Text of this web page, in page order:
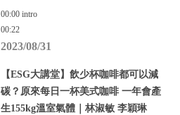
00:00 intro
00:22
2023/08/31
【ESG大講堂】飲少杯咖啡都可以減
碳？原來每日一杯美式咖啡 一年會產
生155kg溫室氣體｜林淑敏 李穎琳